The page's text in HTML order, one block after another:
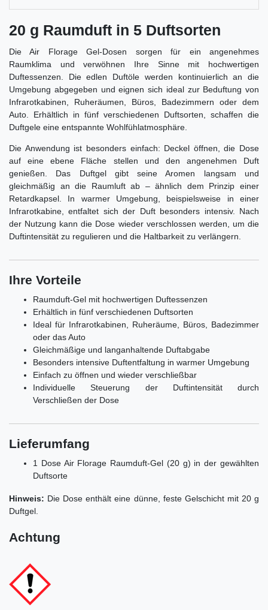
20 g Raumduft in 5 Duftsorten
Die Air Florage Gel-Dosen sorgen für ein angenehmes
Raumklima und verwöhnen Ihre Sinne mit hochwertigen
Duftessenzen. Die edlen Duftöle werden kontinuierlich an die
Umgebung abgegeben und eignen sich ideal zur Beduftung von
Infrarotkabinen, Ruheräumen, Büros, Badezimmern oder dem
Auto. Erhältlich in fünf verschiedenen Duftsorten, schaffen die
Duftgele eine entspannte Wohlfühlatmosphäre.
Die Anwendung ist besonders einfach: Deckel öffnen, die Dose
auf eine ebene Fläche stellen und den angenehmen Duft
genießen. Das Duftgel gibt seine Aromen langsam und
gleichmäßig an die Raumluft ab – ähnlich dem Prinzip einer
Retardkapsel. In warmer Umgebung, beispielsweise in einer
Infrarotkabine, entfaltet sich der Duft besonders intensiv. Nach
der Nutzung kann die Dose wieder verschlossen werden, um die
Duftintensität zu regulieren und die Haltbarkeit zu verlängern.
Ihre Vorteile
Raumduft-Gel mit hochwertigen Duftessenzen
Erhältlich in fünf verschiedenen Duftsorten
Ideal für Infrarotkabinen, Ruheräume, Büros, Badezimmer
oder das Auto
Gleichmäßige und langanhaltende Duftabgabe
Besonders intensive Duftentfaltung in warmer Umgebung
Einfach zu öffnen und wieder verschließbar
Individuelle Steuerung der Duftintensität durch
Verschließen der Dose
Lieferumfang
1 Dose Air Florage Raumduft-Gel (20 g) in der gewählten
Duftsorte
Hinweis: Die Dose enthält eine dünne, feste Gelschicht mit 20 g
Duftgel.
Achtung